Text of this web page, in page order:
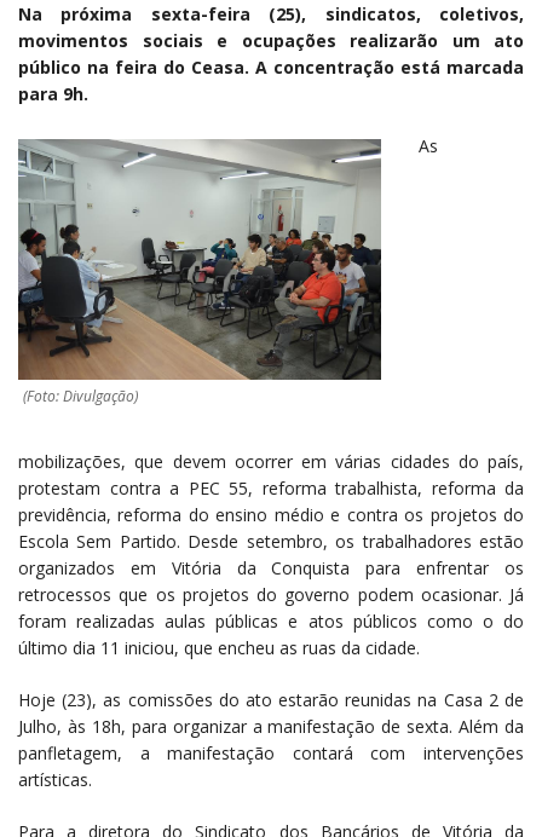
Na próxima sexta-feira (25), sindicatos, coletivos,
movimentos sociais e ocupações realizarão um ato
público na feira do Ceasa. A concentração está marcada
para 9h.
(Foto: Divulgação)
As
mobilizações, que devem ocorrer em várias cidades do país,
protestam contra a PEC 55, reforma trabalhista, reforma da
previdência, reforma do ensino médio e contra os projetos do
Escola Sem Partido. Desde setembro, os trabalhadores estão
organizados em Vitória da Conquista para enfrentar os
retrocessos que os projetos do governo podem ocasionar. Já
foram realizadas aulas públicas e atos públicos como o do
último dia 11 iniciou, que encheu as ruas da cidade.
Hoje (23), as comissões do ato estarão reunidas na Casa 2 de
Julho, às 18h, para organizar a manifestação de sexta. Além da
panfletagem, a manifestação contará com intervenções
artísticas.
Para a diretora do Sindicato dos Bancários de Vitória da